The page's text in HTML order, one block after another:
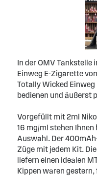
In der OMV
Einweg E-Zigarette
Totally Wicked
bedienen und äußerst
Vorgefüllt mit 2ml
16 mg/ml stehen
Auswahl. Der
Züge mit jedem Kit.
liefern einen idealen
Kippen waren